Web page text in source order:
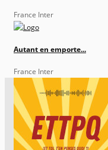
France Inter
Autant en emporte...
France Inter